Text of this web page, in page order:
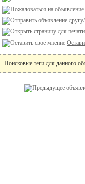
Поисковые теги для данного